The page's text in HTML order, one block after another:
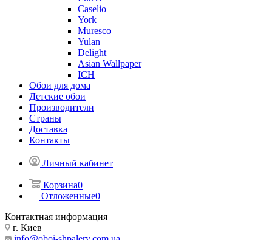
Caselio
York
Muresco
Yulan
Delight
Asian Wallpaper
ICH
Обои для дома
Детские обои
Производители
Страны
Доставка
Контакты
Личный кабинет
Корзина0
Отложенные0
Контактная информация
г. Киев